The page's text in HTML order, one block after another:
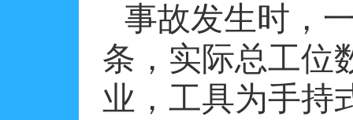
事故发生时，
条，实际总工位
业，工具为手持